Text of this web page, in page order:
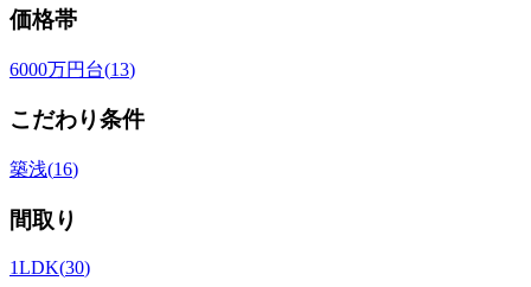
価格帯
6000万円台(13)
こだわり条件
築浅(16)
間取り
1LDK(30)